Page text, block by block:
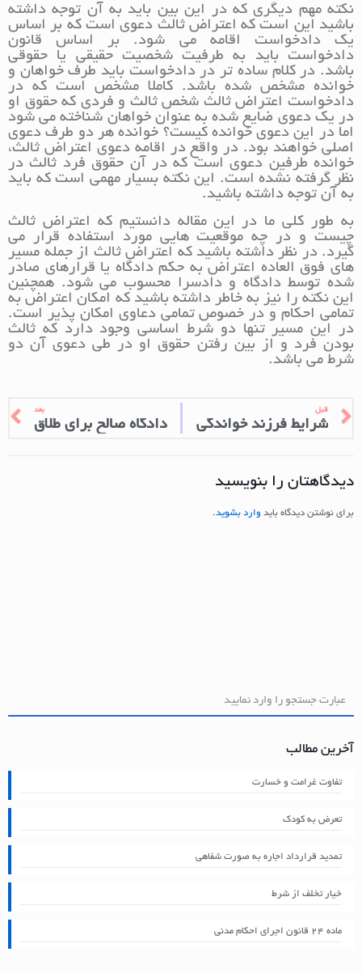
نکته مهم دیگری که در این بین باید به آن توجه داشته
باشید این است که اعتراض ثالث دعوی است که بر اساس
یک دادخواست اقامه می شود. بر اساس قانون
دادخواست باید به طرفیت شخصیت حقیقی یا حقوقی
باشد. در کلام ساده تر در دادخواست باید طرف خواهان و
خوانده مشخص شده باشد. کاملا مشخص است که در
دادخواست اعتراض ثالث شخص ثالث و فردی که حقوق او
در یک دعوی ضایع شده به عنوان خواهان شناخته می شود
اما در این دعوی خوانده کیست؟ خوانده هر دو طرف دعوی
اصلی خواهند بود. در واقع در اقامه دعوی اعتراض ثالث،
خوانده طرفین دعوی است که در آن حقوق فرد ثالث در
نظر گرفته نشده است. این نکته بسیار مهمی است که باید
به آن توجه داشته باشید.
به طور کلی ما در این مقاله دانستیم که اعتراض ثالث
چیست و در چه موقعیت هایی مورد استفاده قرار می
گیرد. در نظر داشته باشید که اعتراض ثالث از جمله مسیر
های فوق العاده اعتراض به حکم دادگاه یا قرارهای صادر
شده توسط دادگاه و دادسرا محسوب می شود. همچنین
این نکته را نیز به خاطر داشته باشید که امکان اعتراض به
تمامی احکام و در خصوص تمامی دعاوی امکان پذیر است.
در این مسیر تنها دو شرط اساسی وجود دارد که ثالث
بودن فرد و از بین رفتن حقوق او در طی دعوی آن دو
شرط می باشد.
قبل
شرایط فرزند خواندگی
بعد
دادگاه صالح برای طلاق
دیدگاهتان را بنویسید
برای نوشتن دیدگاه باید وارد بشوید.
آخرین مطالب
تفاوت غرامت و خسارت
تعرض به کودک
تمدید قرارداد اجاره به صورت شفاهی
خیار تخلف از شرط
ماده ۲۴ قانون اجرای احکام مدنی